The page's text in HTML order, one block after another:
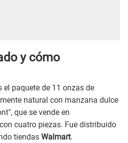
y cómo
el paquete de 11 onzas de
natural con manzana dulce
que se vende en
cuatro piezas. Fue distribuido
tiendas Walmart.